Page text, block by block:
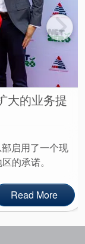
大的业务提
启用了一个现
的承诺。
Read More